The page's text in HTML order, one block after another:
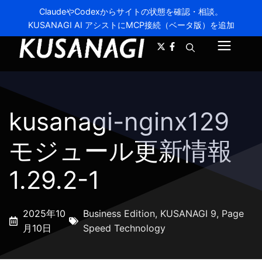
ClaudeやCodexからサイトの状態を確認・相談。
KUSANAGI AI アシストにMCP接続（ベータ版）を追加
ニ
kusanagi-nginx129
モジュール更新情報
1.29.2-1
2025年10
月10日
Business Edition, KUSANAGI 9, Page
Speed Technology
A- A+